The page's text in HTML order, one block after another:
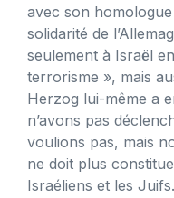
avec son
solidarité de
seulement à Israël
terrorisme », mais
Herzog lui-même a
n’avons pas
voulions pas, mais
ne doit plus
Israéliens et les